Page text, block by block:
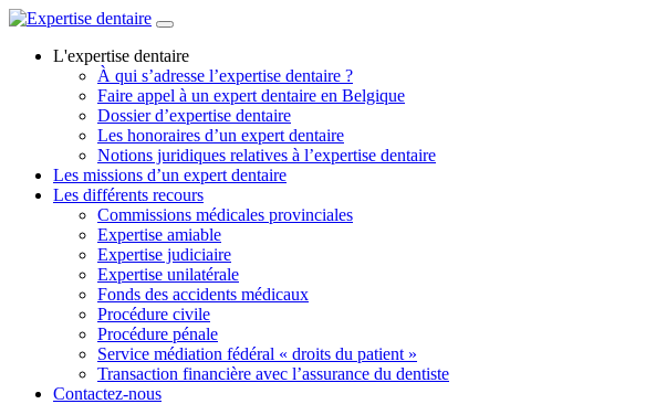
L'expertise dentaire
À qui s’adresse l’expertise dentaire ?
Faire appel à un expert dentaire en Belgique
Dossier d’expertise dentaire
Les honoraires d’un expert dentaire
Notions juridiques relatives à l’expertise dentaire
Les missions d’un expert dentaire
Les différents recours
Commissions médicales provinciales
Expertise amiable
Expertise judiciaire
Expertise unilatérale
Fonds des accidents médicaux
Procédure civile
Procédure pénale
Service médiation fédéral « droits du patient »
Transaction financière avec l’assurance du dentiste
Contactez-nous